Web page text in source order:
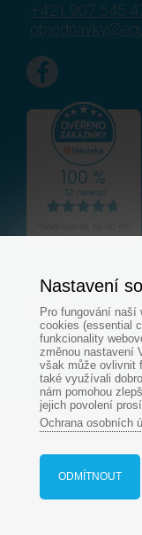
+421 907 545
© Všechna
Nastavení
Pro fungování naší
cookies (essential
funkcionality
změnou nastavení
však může ovlivnit
také využívali
nám pomohou
jejich povolení
Ochrana osobních
ODMÍTNOUT